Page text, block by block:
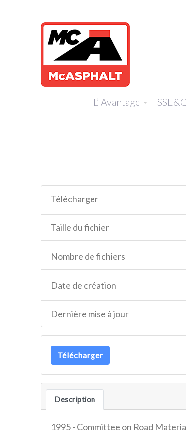
L’ Avantage
Télécharger
Taille du fichier
Nombre de fichiers
Date de création
Dernière mise à jour
Télécharger
Description
1995 - Committee on Road